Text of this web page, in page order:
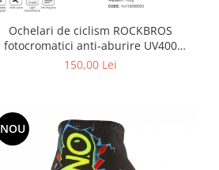
Ochelari de ciclism ROCKBROS
fotocromatici anti-aburire UV400
reglabili
150,00 Lei
NOU